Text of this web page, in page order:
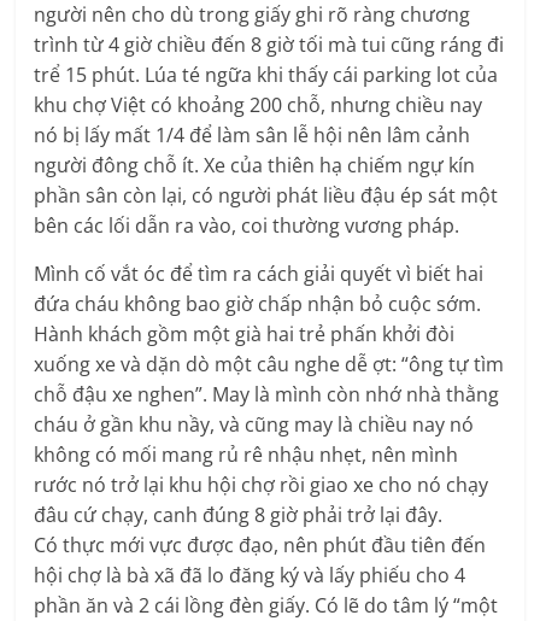
người nên cho dù trong giấy ghi rõ ràng chương
trình từ 4 giờ chiều đến 8 giờ tối mà tui cũng ráng đi
trể 15 phút. Lúa té ngữa khi thấy cái parking lot của
khu chợ Việt có khoảng 200 chỗ, nhưng chiều nay
nó bị lấy mất 1/4 để làm sân lễ hội nên lâm cảnh
người đông chỗ ít. Xe của thiên hạ chiếm ngự kín
phần sân còn lại, có người phát liều đậu ép sát một
bên các lối dẫn ra vào, coi thường vương pháp.
Mình cố vắt óc để tìm ra cách giải quyết vì biết hai
đứa cháu không bao giờ chấp nhận bỏ cuộc sớm.
Hành khách gồm một già hai trẻ phấn khởi đòi
xuống xe và dặn dò một câu nghe dễ ợt: “ông tự tìm
chỗ đậu xe nghen”. May là mình còn nhớ nhà thằng
cháu ở gần khu nầy, và cũng may là chiều nay nó
không có mối mang rủ rê nhậu nhẹt, nên mình
rước nó trở lại khu hội chợ rồi giao xe cho nó chạy
đâu cứ chạy, canh đúng 8 giờ phải trở lại đây.
Có thực mới vực được đạo, nên phút đầu tiên đến
hội chợ là bà xã đã lo đăng ký và lấy phiếu cho 4
phần ăn và 2 cái lồng đèn giấy. Có lẽ do tâm lý “một